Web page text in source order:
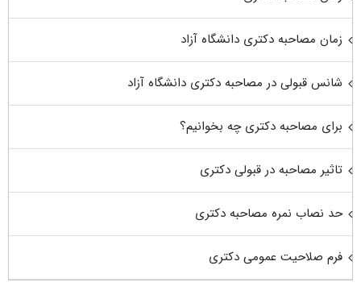
زمان مصاحبه دکتری دانشگاه آزاد
شانس قبولی در مصاحبه دکتری دانشگاه آزاد
برای مصاحبه دکتری چه بخوانیم؟
تاثیر مصاحبه در قبولی دکتری
حد نصاب نمره مصاحبه دکتری
فرم صلاحیت عمومی دکتری